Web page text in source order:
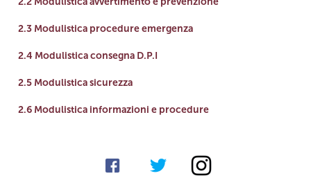
2.3 Modulistica procedure emergenza
2.4 Modulistica consegna D.P.I
2.5 Modulistica sicurezza
2.6 Modulistica informazioni e procedure